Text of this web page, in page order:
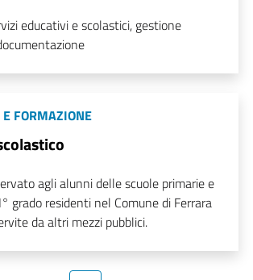
educativi e scolastici, gestione
FORMAZIONE
agli alunni delle scuole primarie e
grado residenti nel Comune di Ferrara
da altri mezzi pubblici.